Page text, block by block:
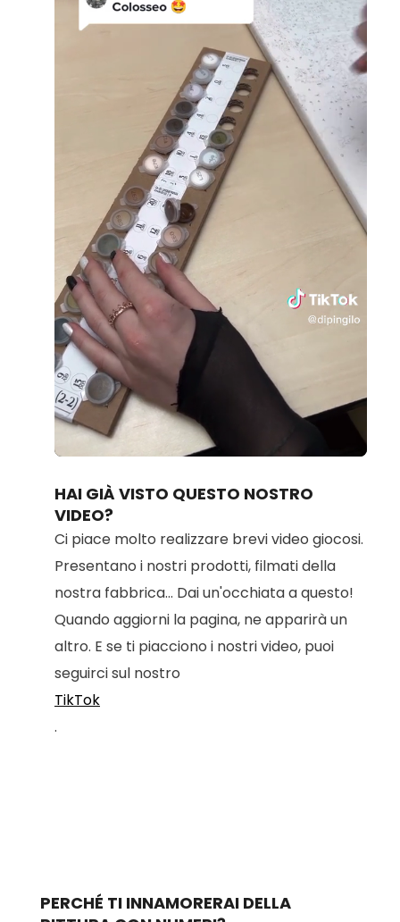
Loaded
100.00%
HAI GIÀ VISTO QUESTO NOSTRO
VIDEO?
Ci piace molto realizzare brevi video giocosi.
Presentano i nostri prodotti, filmati della
nostra fabbrica... Dai un'occhiata a questo!
Quando aggiorni la pagina, ne apparirà un
altro. E se ti piacciono i nostri video, puoi
seguirci sul nostro
TikTok
.
PERCHÉ TI INNAMORERAI DELLA